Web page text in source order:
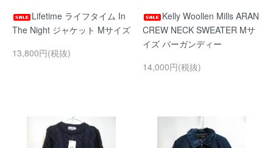
Lifetime ライフタイム In
The Night ジャケット Mサイズ
13,800円(税抜)
Kelly Woollen Mills ARAN
CREW NECK SWEATER Mサ
イズ バーガンディー
14,000円(税抜)